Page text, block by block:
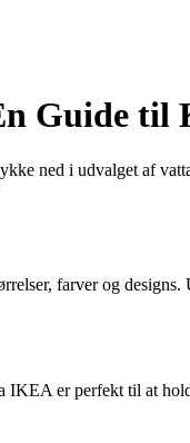
Guide til
ned i udvalget af
farver og
er perfekt til at